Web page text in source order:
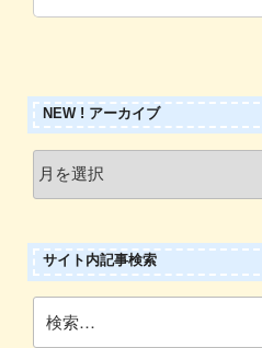
NEW ! アーカイブ
ー
カ
イ
ブ
サイト内記事検索
索: